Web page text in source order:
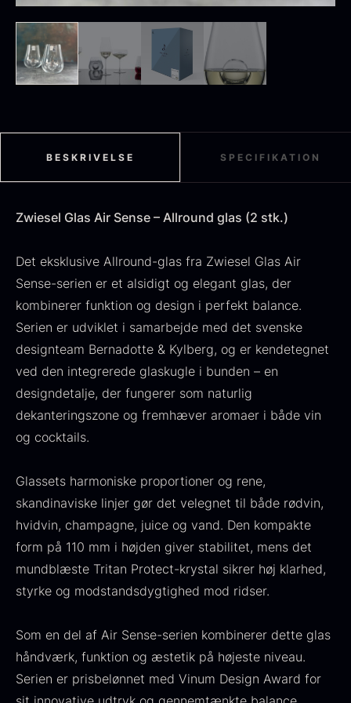
Fra125,00 kr.
På lager
Sort sommertrøffel
Fra125,00 kr.
TILBUD
Oscietra - Dieckmann &
Hansen
Fra 224,00 kr.Original
was:
224,00
106,25 kr.Current
is:
Frossen foie gras - Deveined
Fra 530,00 kr.
Kokoko langt kul
Fra 380,00 kr.
På lager
Oscietra - LE CAVIAR
På lager
BESKRIVELSE SPECIFIKATION
Zwiesel Glas Air Sense – Allround glas (2 stk.)
Det eksklusive Allround-glas fra Zwiesel Glas Air
Sense-serien er et alsidigt og elegant glas, der
kombinerer funktion og design i perfekt balance.
Serien er udviklet i samarbejde med det svenske
designteam Bernadotte & Kylberg, og er kendetegnet
ved den integrerede glaskugle i bunden – en
designdetalje, der fungerer som naturlig
dekanteringszone og fremhæver aromaer i både vin
og cocktails.
Glassets harmoniske proportioner og rene,
skandinaviske linjer gør det velegnet til både rødvin,
hvidvin, champagne, juice og vand. Den kompakte
form på 110 mm i højden giver stabilitet, mens det
mundblæste Tritan Protect-krystal sikrer høj klarhed,
styrke og modstandsdygtighed mod ridser.
Som en del af Air Sense-serien kombinerer dette glas
håndværk, funktion og æstetik på højeste niveau.
Serien er prisbelønnet med Vinum Design Award for